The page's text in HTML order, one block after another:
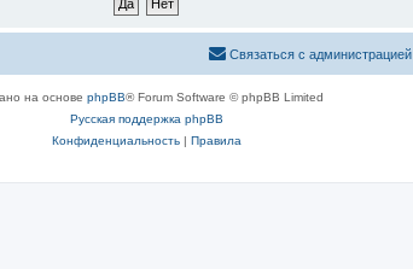
Связаться с администрацией
на основе phpBB® Forum Software © phpBB Limited
Русская поддержка phpBB
Конфиденциальность| Правила